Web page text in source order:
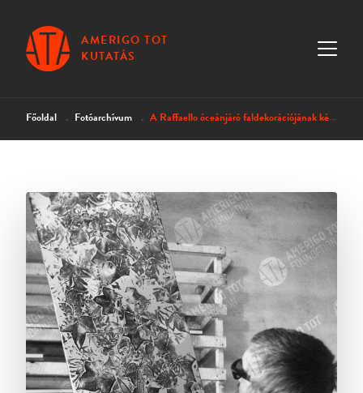
AMERIGO TOT
KUTATÁS
Főoldal Fotóarchívum A Raffaello óceánjáró faldekorációjának készítése V.